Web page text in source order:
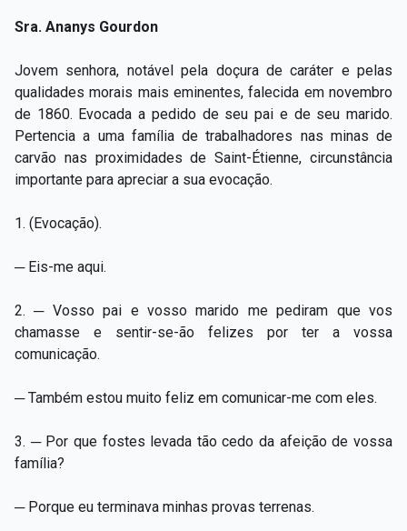
Sra. Ananys Gourdon
Jovem senhora, notável pela doçura de caráter e pelas
qualidades morais mais eminentes, falecida em novembro
de 1860. Evocada a pedido de seu pai e de seu marido.
Pertencia a uma família de trabalhadores nas minas de
carvão nas proximidades de Saint-Étienne, circunstância
importante para apreciar a sua evocação.
1. (Evocação).
─ Eis-me aqui.
2. ─ Vosso pai e vosso marido me pediram que vos
chamasse e sentir-se-ão felizes por ter a vossa
comunicação.
─ Também estou muito feliz em comunicar-me com eles.
3. ─ Por que fostes levada tão cedo da afeição de vossa
família?
─ Porque eu terminava minhas provas terrenas.